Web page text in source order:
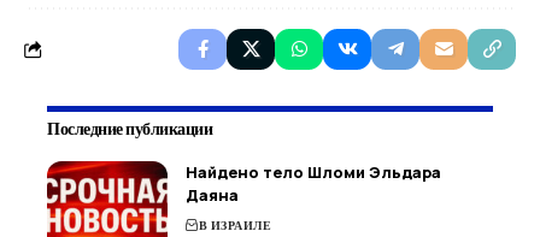
Последние публикации
Найдено тело Шломи Эльдара
Даяна
В ИЗРАИЛЕ